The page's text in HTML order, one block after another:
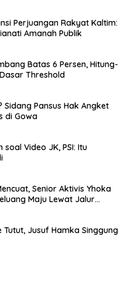
Perjuangan Rakyat Kaltim:
Amanah Publik
Batas 6 Persen, Hitung-
Threshold
Pansus Hak Angket
di Gowa
Video JK, PSI: Itu
Senior Aktivis Yhoka
Maju Lewat Jalur
Tutut, Jusuf Hamka Singgung